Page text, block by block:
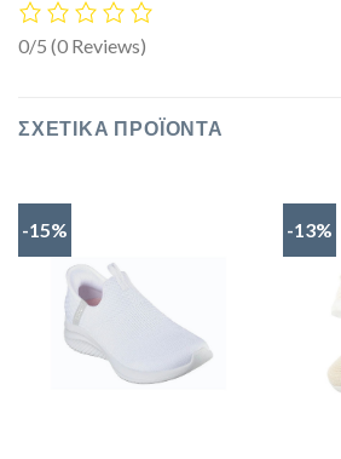
0/5 (0 Reviews)
ΣΧΕΤΙΚΆ ΠΡΟΪΌΝΤΑ
-15% -13%